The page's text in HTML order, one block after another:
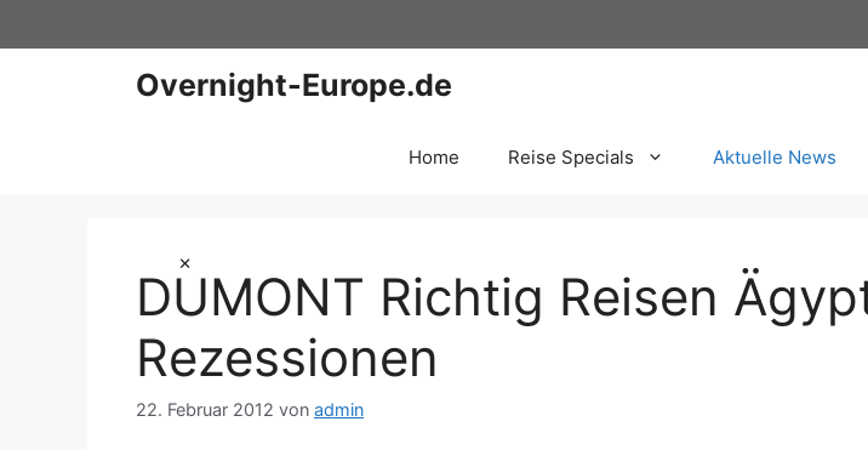
×
Inhalt
Overnight-Europe.de
Home Reise Specials Aktuelle News
DUMONT Richtig Reisen
Rezessionen
22. Februar 2012 von admin